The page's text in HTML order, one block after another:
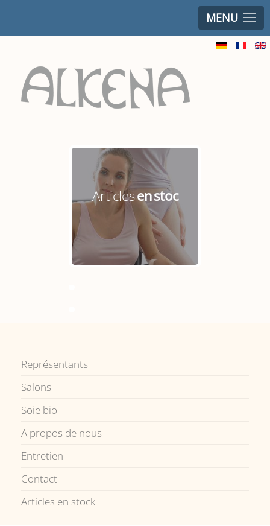
MENU
Articlesen stoc
Représentants
Salons
Soie bio
A propos de nous
Entretien
Contact
Articles en stock